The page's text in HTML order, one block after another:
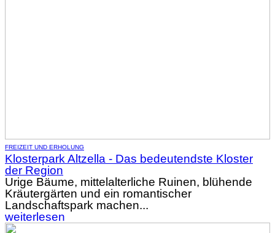
FREIZEIT UND ERHOLUNG
Klosterpark Altzella - Das bedeutendste Kloster
der Region
Urige Bäume, mittelalterliche Ruinen, blühende
Kräutergärten und ein romantischer
Landschaftspark machen...
weiterlesen